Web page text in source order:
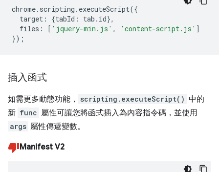
chrome. scripting . executeScript({
target : {tabId : tab . id},
files : [ 'jquery-min.js' , 'content-script.js' ]
});
插入函式
如需更多動態功能， scripting.executeScript() 中的
新 func 屬性可讓您將函式插入為內容指令碼，並使用
args 屬性傳遞變數。
Manifest V2